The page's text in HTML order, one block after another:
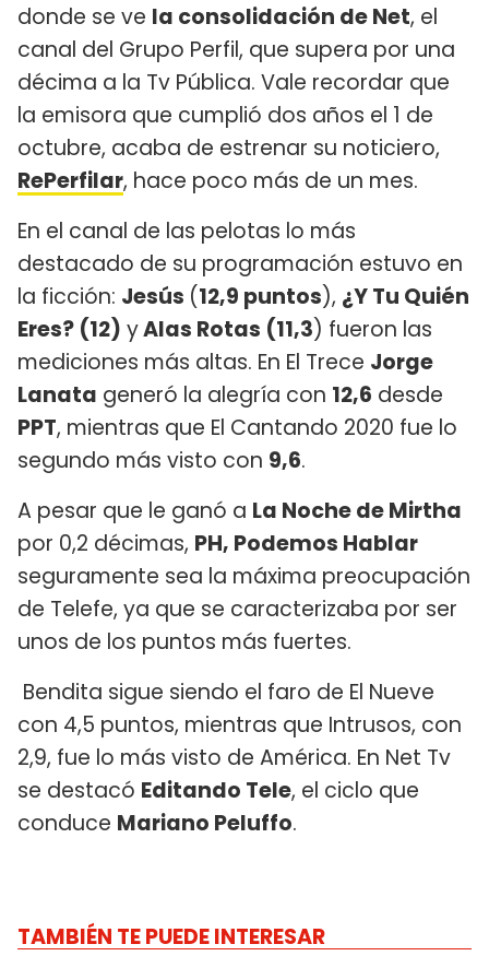
donde se ve la consolidación de Net, el
canal del Grupo Perfil, que supera por una
décima a la Tv Pública. Vale recordar que
la emisora que cumplió dos años el 1 de
octubre, acaba de estrenar su noticiero,
RePerfilar, hace poco más de un mes.
En el canal de las pelotas lo más
destacado de su programación estuvo en
la ficción: Jesús (12,9 puntos), ¿Y Tu Quién
Eres? (12) yAlas Rotas (11,3) fueron las
mediciones más altas. En El Trece Jorge
Lanata generó la alegría con 12,6 desde
PPT, mientras que El Cantando 2020 fue lo
segundo más visto con 9,6.
A pesar que le ganó a La Noche de Mirtha
por 0,2 décimas, PH, Podemos Hablar
seguramente sea la máxima preocupación
de Telefe, ya que se caracterizaba por ser
unos de los puntos más fuertes.
Bendita sigue siendo el faro de El Nueve
con 4,5 puntos, mientras que Intrusos, con
2,9, fue lo más visto de América. En Net Tv
se destacó Editando Tele, el ciclo que
conduce Mariano Peluffo.
TAMBIÉN TE PUEDE INTERESAR